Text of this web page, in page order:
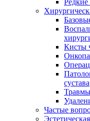
Редкие
Кисты
сустава
Частые